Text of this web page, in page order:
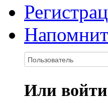
Или войти